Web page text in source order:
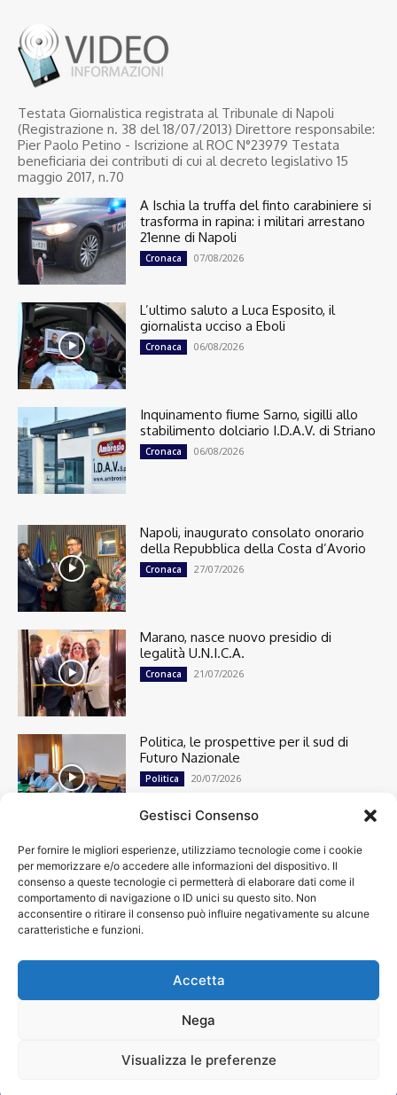
Gestisci Consenso
Per fornire le migliori esperienze, utilizziamo tecnologie come i cookie
per memorizzare e/o accedere alle informazioni del dispositivo. Il
consenso a queste tecnologie ci permetterà di elaborare dati come il
comportamento di navigazione o ID unici su questo sito. Non
acconsentire o ritirare il consenso può influire negativamente su alcune
caratteristiche e funzioni.
Accetta
Nega
Visualizza le preferenze
Testata Giornalistica registrata al Tribunale di Napoli
(Registrazione n. 38 del 18/07/2013) Direttore responsabile:
Pier Paolo Petino - Iscrizione al ROC N°23979 Testata
beneficiaria dei contributi di cui al decreto legislativo 15
maggio 2017, n.70
A Ischia la truffa del finto carabiniere si
trasforma in rapina: i militari arrestano
21enne di Napoli
Cronaca 07/08/2026
L’ultimo saluto a Luca Esposito, il
giornalista ucciso a Eboli
Cronaca 06/08/2026
Inquinamento fiume Sarno, sigilli allo
stabilimento dolciario I.D.A.V. di Striano
Cronaca 06/08/2026
Napoli, inaugurato consolato onorario
della Repubblica della Costa d’Avorio
Cronaca 27/07/2026
Marano, nasce nuovo presidio di
legalità U.N.I.C.A.
Cronaca 21/07/2026
Politica, le prospettive per il sud di
Futuro Nazionale
Politica 20/07/2026
Cronaca
13494
Attualità
7300
top
News
4209
Cultura
Contatti Privacy Policy
Accessibilità